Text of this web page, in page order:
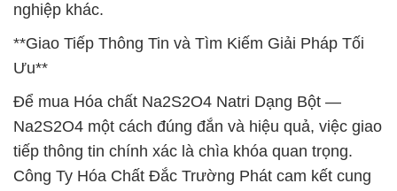
nghiệp khác.
**Giao Tiếp Thông Tin và Tìm Kiếm Giải Pháp Tối
Ưu**
Để mua Hóa chất Na2S2O4 Natri Dạng Bột —
Na2S2O4 một cách đúng đắn và hiệu quả, việc giao
tiếp thông tin chính xác là chìa khóa quan trọng.
Công Ty Hóa Chất Đắc Trường Phát cam kết cung